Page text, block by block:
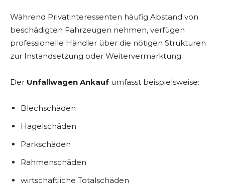
Während Privatinteressenten häufig Abstand von
beschädigten Fahrzeugen nehmen, verfügen
professionelle Händler über die nötigen Strukturen
zur Instandsetzung oder Weitervermarktung.
Der Unfallwagen Ankauf umfasst beispielsweise:
Blechschäden
Hagelschäden
Parkschäden
Rahmenschäden
wirtschaftliche Totalschäden